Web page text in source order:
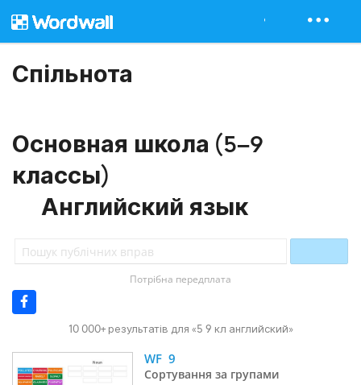
Спільнота
Основная школа (5–9
классы)
Английский язык
Потрібна передплата
10 000+ результатів для «5 9 кл английский»
WF  9
Сортування за групами